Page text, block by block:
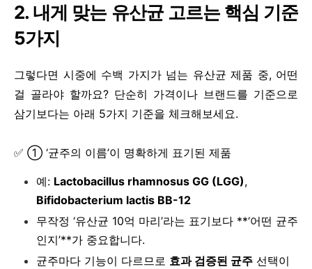
2. 내게 맞는 유산균 고르는 핵심 기준
5가지
그렇다면 시중에 수백 가지가 넘는 유산균 제품 중, 어떤
걸 골라야 할까요? 단순히 가격이나 브랜드를 기준으로
삼기보다는 아래 5가지 기준을 체크해보세요.
✅ ① ‘균주의 이름’이 명확하게 표기된 제품
예: Lactobacillus rhamnosus GG (LGG),
Bifidobacterium lactis BB-12
무작정 ‘유산균 10억 마리’라는 표기보다 **‘어떤 균주
인지’**가 중요합니다.
균주마다 기능이 다르므로 효과 검증된 균주 선택이